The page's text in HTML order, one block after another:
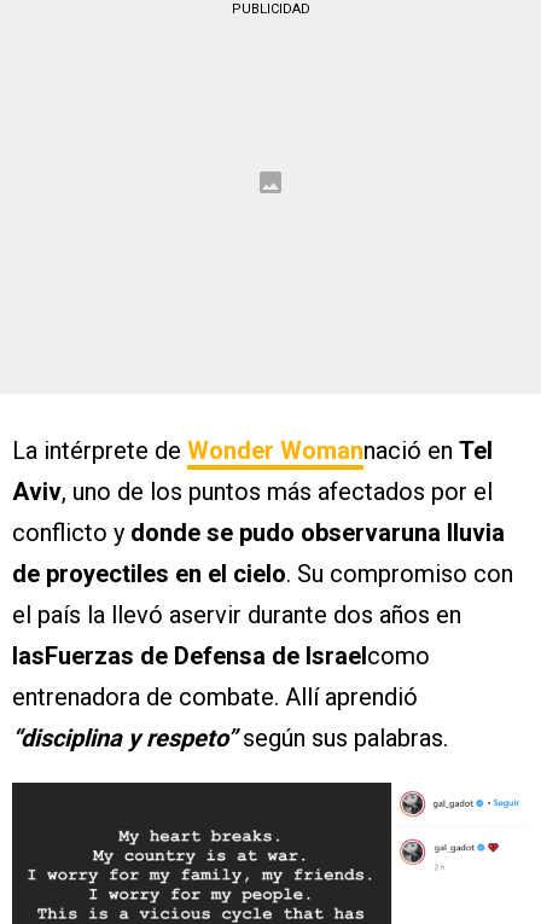
PUBLICIDAD
La intérprete de Wonder Womannació en Tel
Aviv, uno de los puntos más afectados por el
conflicto y donde se pudo observaruna lluvia
de proyectiles en el cielo. Su compromiso con
el país la llevó aservir durante dos años en
lasFuerzas de Defensa de Israel como
entrenadora de combate. Allí aprendió
“disciplina y respeto”según sus palabras.